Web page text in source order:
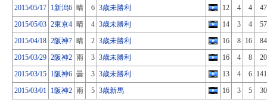
2015/05/17 1新潟6 晴 6 3歳未勝利 12 4 4
2015/05/03 2東京4 晴 4 3歳未勝利 14 3 4
2015/04/18 2阪神7 晴 2 3歳未勝利 16 8 16
2015/03/29 2阪神2 雨 3 3歳未勝利 16 4 8
2015/03/15 1阪神6 曇 3 3歳未勝利 13 4 6
2015/03/01 1阪神2 雨 5 3歳新馬 16 3 5